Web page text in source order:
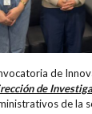
de
de
de la